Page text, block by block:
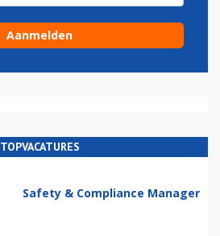
TOPVACATURES
Safety & Compliance Manager